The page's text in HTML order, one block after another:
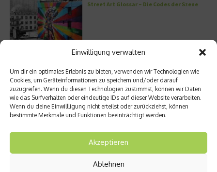
Einwilligung verwalten
Um dir ein optimales Erlebnis zu bieten, verwenden wir Technologien wie
Cookies, um Geräteinformationen zu speichern und/oder darauf
zuzugreifen. Wenn du diesen Technologien zustimmst, können wir Daten
wie das Surfverhalten oder eindeutige IDs auf dieser Website verarbeiten.
Wenn du deine Einwillligung nicht erteilst oder zurückziehst, können
bestimmte Merkmale und Funktionen beeinträchtigt werden.
Akzeptieren
Ablehnen
Street Art Glossar – Die Codes der Szene
Kann man Hunde vegan ernähren?